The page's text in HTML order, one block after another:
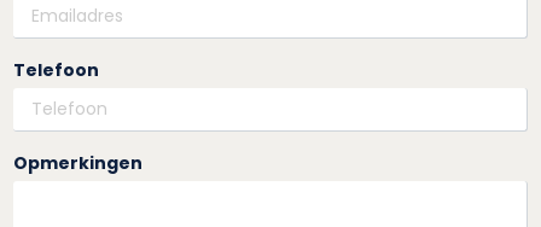
Telefoon
Opmerkingen